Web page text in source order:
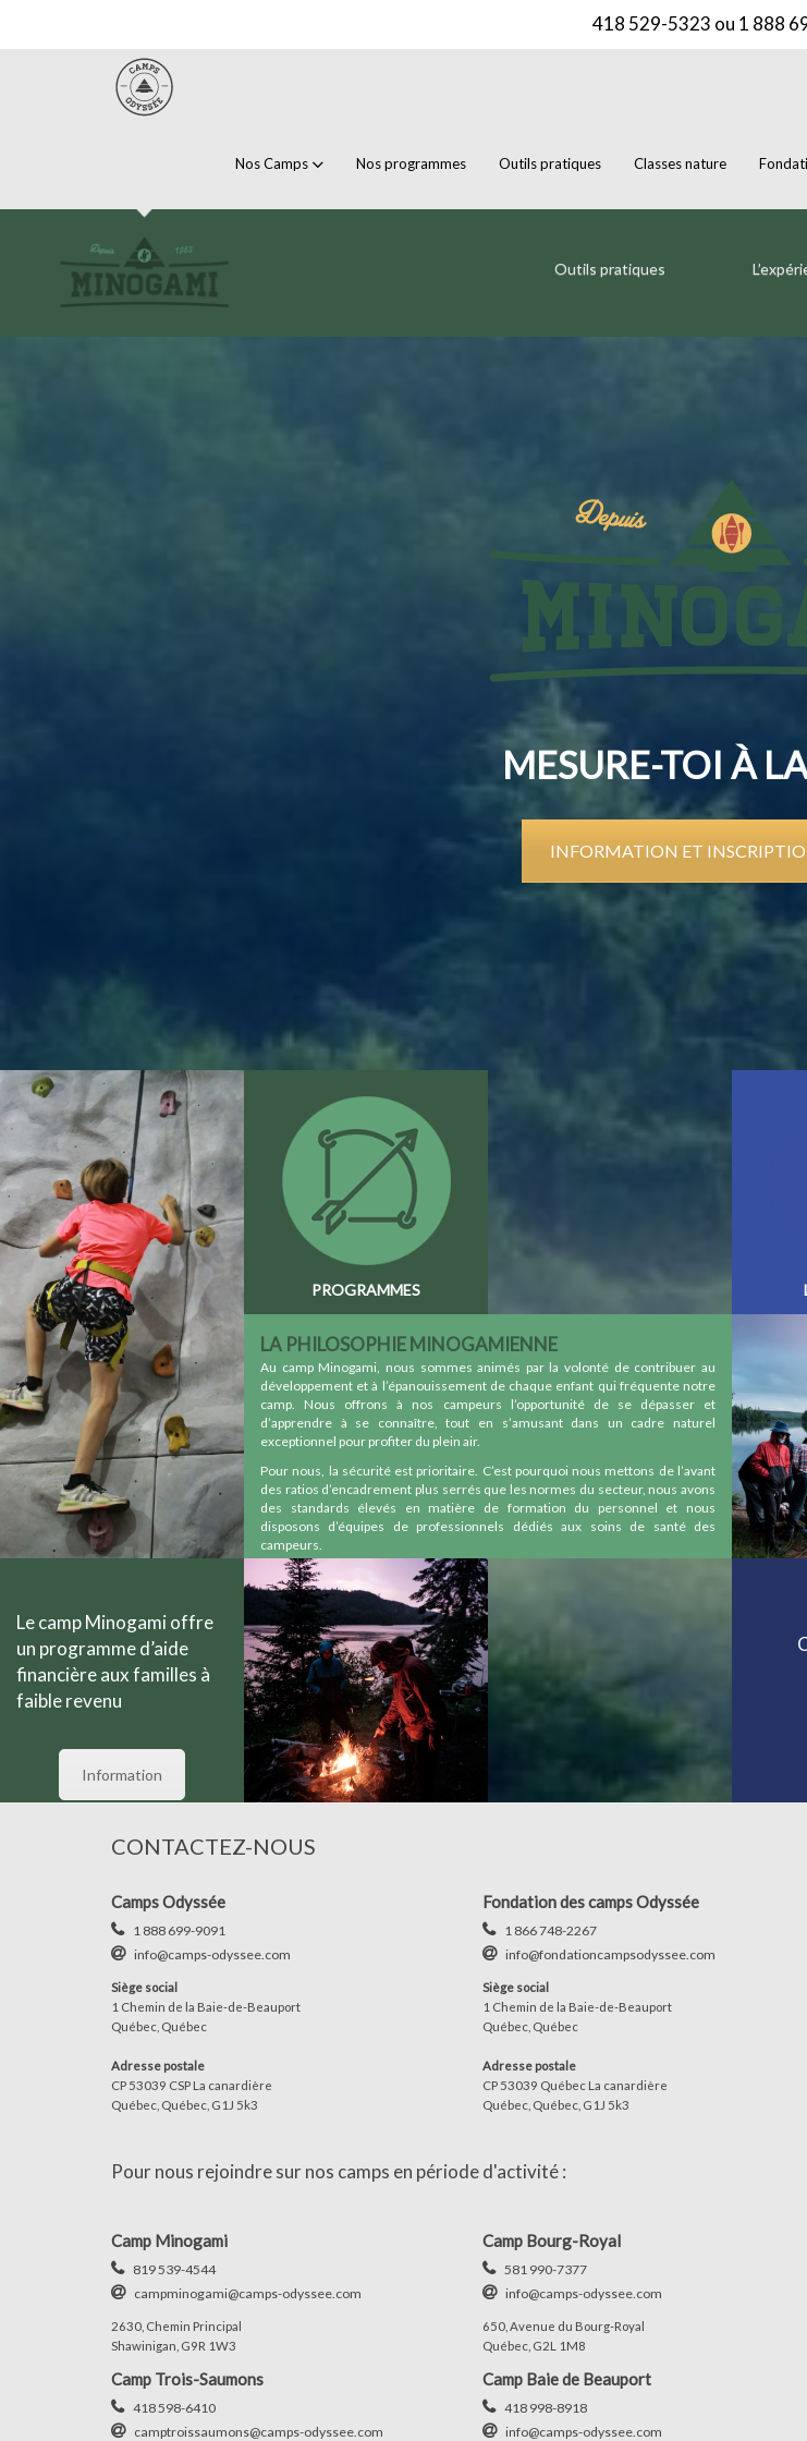
418 529-5323 ou 1 888
Nos Camps Nos programmes Outils pratiques Classes nature
Outils pratiques
MESURE-TOI À
INFORMATION ET
PROGRAMMES
LA PHILOSOPHIE MINOGAMIENNE
Au camp Minogami, nous sommes animés par la volonté de contribuer au
développement et à l’épanouissement de chaque enfant qui fréquente notre
camp. Nous offrons à nos campeurs l’opportunité de se dépasser et
d’apprendre à se connaître, tout en s’amusant dans un cadre naturel
exceptionnel pour profiter du plein air.
Pour nous, la sécurité est prioritaire. C’est pourquoi nous mettons de l’avant
des ratios d’encadrement plus serrés que les normes du secteur, nous avons
des standards élevés en matière de formation du personnel et nous
disposons d’équipes de professionnels dédiés aux soins de santé des
campeurs.
Le camp Minogami offre
un programme d’aide
financière aux familles à
faible revenu
Information
CONTACTEZ-NOUS
Camps Odyssée
1 888 699-9091
info@camps-odyssee.com
Siège social
1 Chemin de la Baie-de-Beauport
Québec, Québec
Adresse postale
CP 53039 CSP La canardière
Québec, Québec, G1J 5k3
Fondation des camps Odyssée
1 866 748-2267
info@fondationcampsodyssee.com
Siège social
1 Chemin de la Baie-de-Beauport
Québec, Québec
Adresse postale
CP 53039 Québec La canardière
Québec, Québec, G1J 5k3
Pour nous rejoindre sur nos camps en période d'activité :
Camp Minogami
819 539-4544
campminogami@camps-odyssee.com
2630, Chemin Principal
Shawinigan, G9R 1W3
Camp Bourg-Royal
581 990-7377
info@camps-odyssee.com
650, Avenue du Bourg-Royal
Québec, G2L 1M8
Camp Trois-Saumons
418 598-6410
camptroissaumons@camps-odyssee.com
Camp Baie de Beauport
418 998-8918
info@camps-odyssee.com